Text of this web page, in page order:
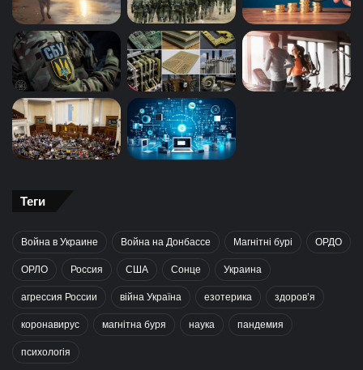
Теги
Война в Украине Война на Донбассе Магнітні бурі ОРДО
ОРЛО Россия США Сонце Украина
агрессия России війна Україна езотерика здоров’я
коронавирус магнітна буря наука пандемия
психологія